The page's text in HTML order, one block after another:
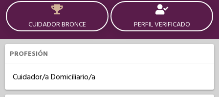
CUIDADOR BRONCE PERFIL VERIFICADO
PROFESIÓN
Cuidador/a Domiciliario/a